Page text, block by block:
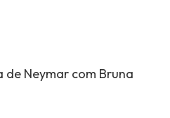
de Neymar com Bruna